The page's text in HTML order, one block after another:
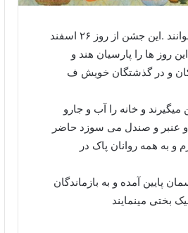
نام این جشن را پارسیان هند موکتاد گویند و زرتشتیان ایران این جشن را فروردگان خوانند .این جشن از روز ۲۶ اسفند
روز ها را پارسیان هند و
و در گذشتگان خویش ف
میگیرند و خانه را آب و جارو
و عنبر و صندل می سوزد حاضر
به همه روانان پاک در
پایین آمده و به بازماندگان
بختی مینمایند